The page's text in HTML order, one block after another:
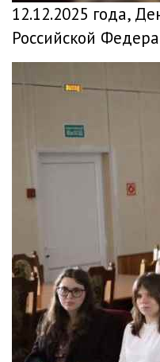
12.12.2025 года,
Российской